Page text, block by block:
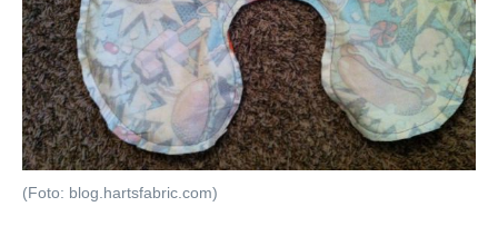
(Foto: blog.hartsfabric.com)